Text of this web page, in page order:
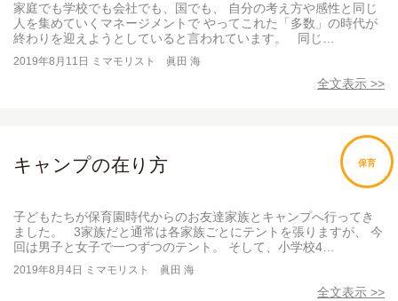
家庭でも学校でも会社でも、国でも、 自分の考え方や感性と同じ
人を集めていくマネージメントで やってこれた「多数」の時代が
終わりを迎えようとしていると言われています。 同じ…
2019年8月11日 ミマモリスト 眞田 海
全文表示 >>
保育
キャンプの在り方
子どもたちが保育園時代からのお友達家族とキャンプへ行ってき
ました。 3家族だと通常は各家族ごとにテントを張りますが、 今
回は男子と女子で一つずつのテント。 そして、小学校4…
2019年8月4日 ミマモリスト 眞田 海
全文表示 >>